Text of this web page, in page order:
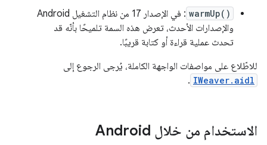
warmUp()
: في الإصدار 17 من نظام التشغيل Android
والإصدارات الأحدث، تعرض هذه السمة تلميحًا بأنّه قد
تحدث عملية قراءة أو كتابة قريبًا.
للاطّلاع على مواصفات الواجهة الكاملة، يُرجى الرجوع إلى
IWeaver.aidl
.
الاستخدام من خلال Android